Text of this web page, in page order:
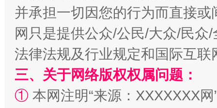
漫山遍野的桃花与雪山、麦地、白藏房 除
并承担一切因您的行为而直接
网只是提供公众/公民/大众/民
法律法规及行业规定和国际互
三、关于网络版权权属问题：
① 本网注明“来源：XXXXXXX